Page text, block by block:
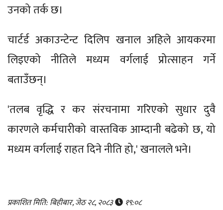
उनको तर्क छ।
चार्टर्ड अकाउन्टेन्ट दिलिप खनाल अहिले आयकरमा
लिइएको नीतिले मध्यम वर्गलाई प्रोत्साहन गर्ने
बताउँछन्।
'तलब वृद्धि र कर संरचनामा गरिएको सुधार दुवै
कारणले कर्मचारीको वास्तविक आम्दानी बढेको छ, यो
मध्यम वर्गलाई राहत दिने नीति हो,' खनालले भने।
प्रकाशित मिति: बिहीबार, जेठ २८, २०८३ १९:०८